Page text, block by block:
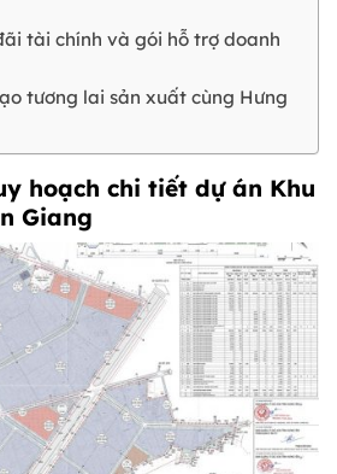
tài chính và gói hỗ trợ doanh
tương lai sản xuất cùng Hưng
hoạch chi tiết dự án Khu
Giang